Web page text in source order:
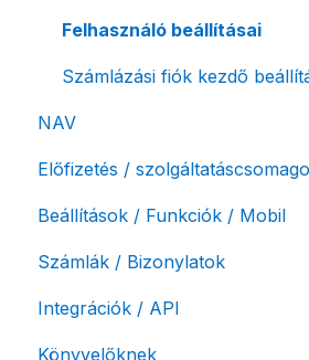
Felhasználó beállításai
Számlázási fiók kezdő
NAV
NAV online adatszolgáltatás
Adóhatósági ellenőrzés
NAV pénztárgép feladás
Számlaverzum
Előfizetés /
Szolgáltatáscsomag
Szolgáltatáscsomag
Fiók / felhasználó törlése
Díjfizetés / díjtartozás /
Beállítások / Funkciók / Mobil
Számlakészítés
Mobilapplikáció /
Bejövő számlák és vevői fiók
Számlák / Bizonylatok
Sztornó-, és helyesbítő
Díjbekérő, szállítólevél
Integrációk / API
API interfész, Számla Agent
Könyvelőknek